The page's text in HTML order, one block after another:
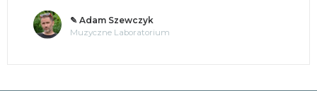
✎ Adam Szewczyk
Muzyczne Laboratorium